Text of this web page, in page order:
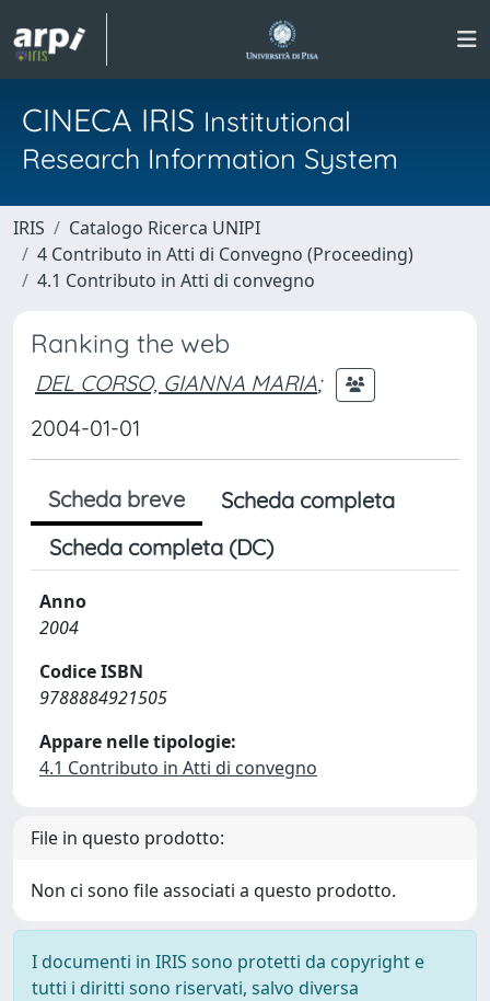
CINECA IRIS Institutional
Research Information System
IRIS
Catalogo Ricerca UNIPI
4 Contributo in Atti di Convegno (Proceeding)
4.1 Contributo in Atti di convegno
Ranking the web
DEL CORSO, GIANNA MARIA;
2004-01-01
Scheda breve
Scheda completa
Scheda completa (DC)
Anno
2004
Codice ISBN
9788884921505
Appare nelle tipologie:
4.1 Contributo in Atti di convegno
File in questo prodotto:
Non ci sono file associati a questo prodotto.
I documenti in IRIS sono protetti da copyright e
tutti i diritti sono riservati, salvo diversa